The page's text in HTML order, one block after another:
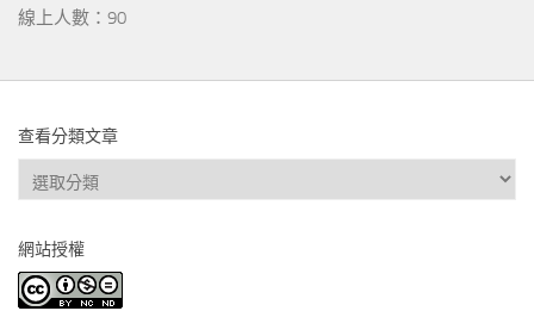
線上人數：90
查看分類文章
查
看
類
文
網站授權